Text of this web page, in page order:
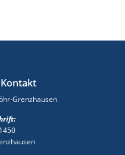
Grenzhausen